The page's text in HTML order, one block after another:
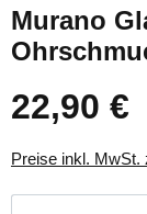
Murano
Regulärer Preis:
22,90 €
Preise inkl. MwSt.